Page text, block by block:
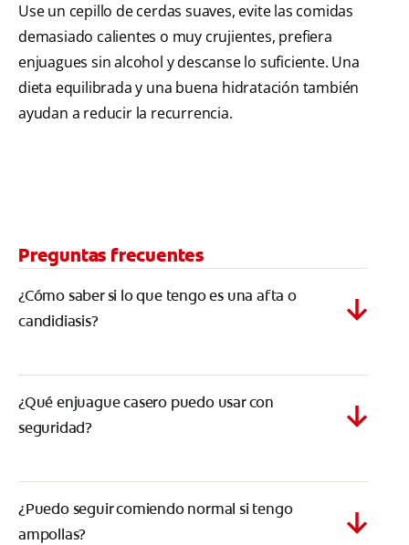
Use un cepillo de cerdas suaves, evite las comidas
demasiado calientes o muy crujientes, prefiera
enjuagues sin alcohol y descanse lo suficiente. Una
dieta equilibrada y una buena hidratación también
ayudan a reducir la recurrencia.
Preguntas frecuentes
¿Cómo saber si lo que tengo es una afta o
candidiasis?
¿Qué enjuague casero puedo usar con
seguridad?
¿Puedo seguir comiendo normal si tengo
ampollas?